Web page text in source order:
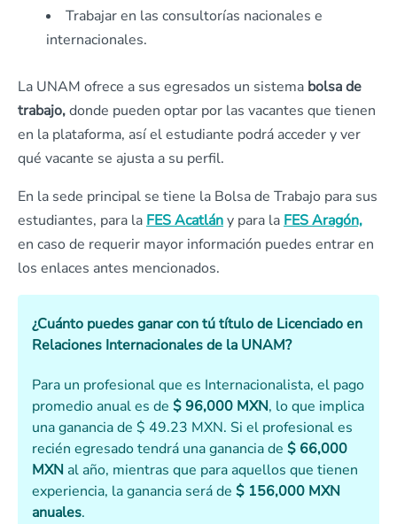
Trabajar en las consultorías nacionales e
internacionales.
La UNAM ofrece a sus egresados un sistema bolsa de
trabajo,donde pueden optar por las vacantes que tienen
en la plataforma, así el estudiante podrá acceder y ver
qué vacante se ajusta a su perfil.
En la sede principal se tiene la Bolsa de Trabajo para sus
estudiantes, para la FES Acatlány para la FES Aragón,
en caso de requerir mayor información puedes entrar en
los enlaces antes mencionados.
¿Cuánto puedes ganar con tú título de Licenciado en
Relaciones Internacionales de la UNAM?
Para un profesional que es Internacionalista, el pago
promedio anual es de $ 96,000 MXN, lo que implica
una ganancia de $ 49.23 MXN. Si el profesional es
recién egresado tendrá una ganancia de $ 66,000
MXN al año, mientras que para aquellos que tienen
experiencia, la ganancia será de $ 156,000 MXN
anuales.